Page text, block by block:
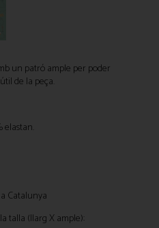
un patró ample per poder
de la peça.
Catalunya
talla (llarg X ample):